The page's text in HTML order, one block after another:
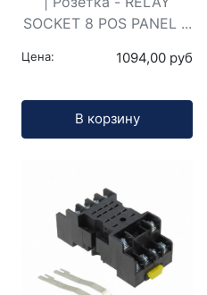
SOCKET 8 POS PANEL ...
Цена: 1094,00 руб
В корзину